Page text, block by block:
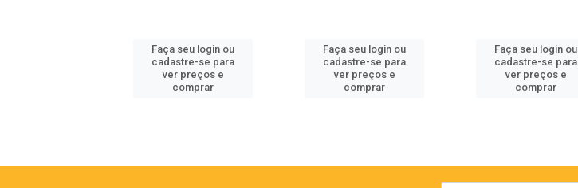
Faça seu login ou
cadastre-se para
ver preços e
comprar
Faça seu login ou
cadastre-se para
ver preços e
comprar
Faça seu login ou
cadastre-se para
ver preços e
comprar